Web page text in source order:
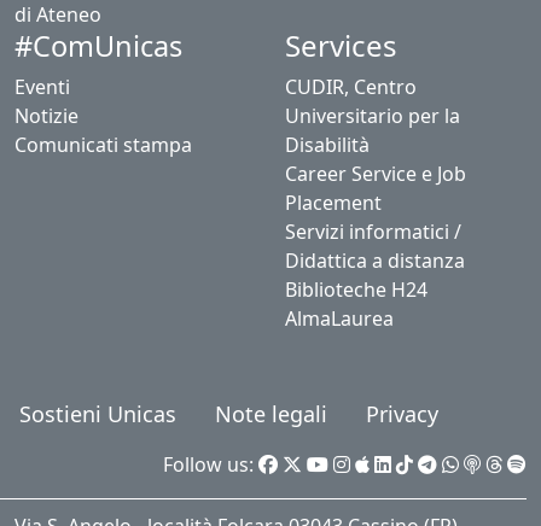
di Ateneo
#ComUnicas
Eventi
Notizie
Comunicati stampa
Services
CUDIR, Centro
Universitario per la
Disabilità
Career Service e Job
Placement
Servizi informatici /
Didattica a distanza
Biblioteche H24
AlmaLaurea
Sostieni Unicas Note legali Privacy
Follow us: